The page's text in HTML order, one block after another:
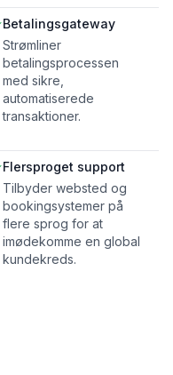
Betalingsgateway
Strømliner
betalingsprocessen
med sikre,
automatiserede
transaktioner.
Flersproget support
Tilbyder websted og
bookingsystemer på
flere sprog for at
imødekomme en global
kundekreds.